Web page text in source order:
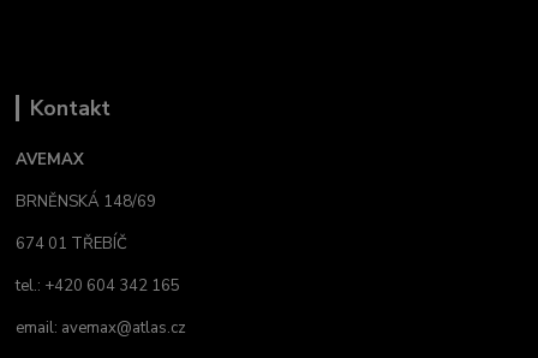
Kontakt
AVEMAX
BRNĚNSKÁ 148/69
674 01 TŘEBÍČ
tel.: +420 604 342 165
email: avemax@atlas.cz